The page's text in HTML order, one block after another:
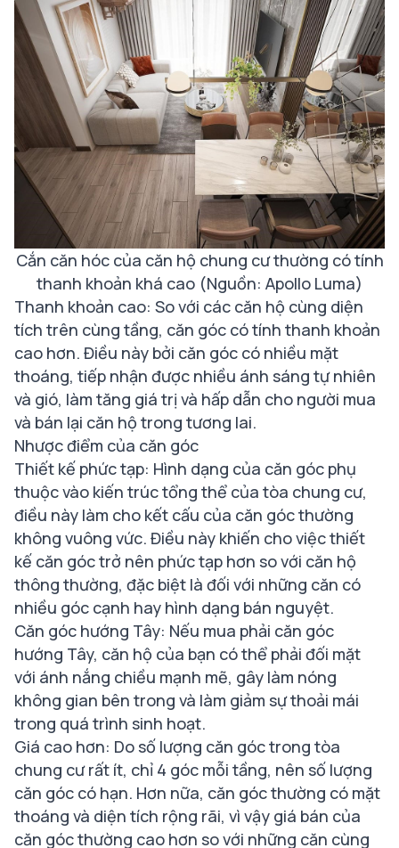
Cắn căn hóc của căn hộ chung cư thường có tính
thanh khoản khá cao (Nguồn: Apollo Luma)
Thanh khoản cao: So với các căn hộ cùng diện
tích trên cùng tầng, căn góc có tính thanh khoản
cao hơn. Điều này bởi căn góc có nhiều mặt
thoáng, tiếp nhận được nhiều ánh sáng tự nhiên
và gió, làm tăng giá trị và hấp dẫn cho người mua
và bán lại căn hộ trong tương lai.
Nhược điểm của căn góc
Thiết kế phức tạp: Hình dạng của căn góc phụ
thuộc vào kiến trúc tổng thể của tòa chung cư,
điều này làm cho kết cấu của căn góc thường
không vuông vức. Điều này khiến cho việc thiết
kế căn góc trở nên phức tạp hơn so với căn hộ
thông thường, đặc biệt là đối với những căn có
nhiều góc cạnh hay hình dạng bán nguyệt.
Căn góc hướng Tây: Nếu mua phải căn góc
hướng Tây, căn hộ của bạn có thể phải đối mặt
với ánh nắng chiều mạnh mẽ, gây làm nóng
không gian bên trong và làm giảm sự thoải mái
trong quá trình sinh hoạt.
Giá cao hơn: Do số lượng căn góc trong tòa
chung cư rất ít, chỉ 4 góc mỗi tầng, nên số lượng
căn góc có hạn. Hơn nữa, căn góc thường có mặt
thoáng và diện tích rộng rãi, vì vậy giá bán của
căn góc thường cao hơn so với những căn cùng